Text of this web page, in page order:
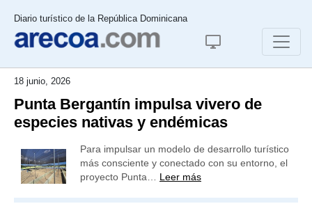
Diario turístico de la República Dominicana
18 junio, 2026
Punta Bergantín impulsa vivero de
especies nativas y endémicas
Para impulsar un modelo de desarrollo turístico
más consciente y conectado con su entorno, el
proyecto Punta… Leer más